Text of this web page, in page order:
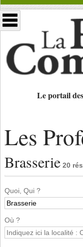
Le portail
Les
Brasserie 20
Quoi, Qui ?
Où ?